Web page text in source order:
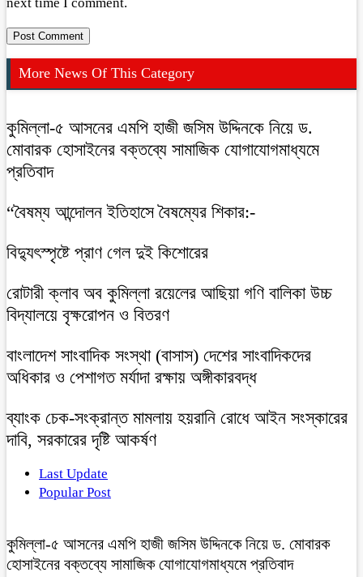
More News Of This Category
কুমিল্লা-৫ আসনের এমপি হাজী জসিম উদ্দিনকে নিয়ে ড.
মোবারক হোসাইনের বক্তব্যে সামাজিক যোগাযোগমাধ্যমে
প্রতিবাদ
“বৈষম্য আন্দোলন ইতিহাসে বৈষম্যের শিকার:-
বিদ্যুৎস্পৃষ্টে প্রাণ গেল দুই কিশোরের
রোটারী ক্লাব অব কুমিল্লা রয়েলের আছিয়া গণি বালিকা উচ্চ
বিদ্যালয়ে বৃক্ষরোপন ও বিতরণ
বাংলাদেশ সাংবাদিক সংস্থা (বাসাস) দেশের সাংবাদিকদের
অধিকার ও পেশাগত মর্যাদা রক্ষায় অঙ্গীকারবদ্ধ
ব্যাংক চেক-সংক্রান্ত মামলায় হয়রানি রোধে আইন সংস্কারের
দাবি, সরকারের দৃষ্টি আকর্ষণ
Last Update
Popular Post
কুমিল্লা-৫ আসনের এমপি হাজী জসিম উদ্দিনকে নিয়ে ড. মোবারক
হোসাইনের বক্তব্যে সামাজিক যোগাযোগমাধ্যমে প্রতিবাদ